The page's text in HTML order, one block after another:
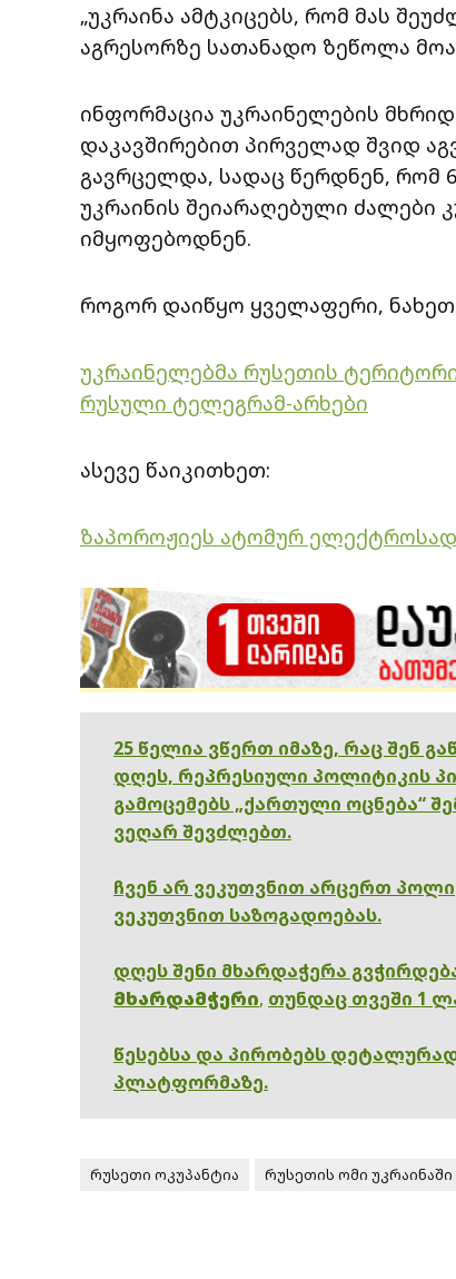
„უკრაინა ამტკიცებს, რომ მას
აგრესორზე სათანადო ზეწოლა
ინფორმაცია უკრაინელების
დაკავშირებით პირველად შვიდ
გავრცელდა, სადაც წერდნენ, რომ
უკრაინის შეიარაღებული ძალები
იმყოფებოდნენ.
როგორ დაიწყო ყველაფერი, ნახეთ
უკრაინელებმა რუსეთის
რუსული ტელეგრამ-არხები
ასევე წაიკითხეთ:
ზაპოროჟიეს ატომურ
25 წელია ვწერთ იმაზე, რაც შენ
დღეს, რეპრესიული პოლიტიკის
გამოცემებს „ქართული ოცნება“
ვეღარ შევძლებთ.
ჩვენ არ ვეკუთვნით არცერთ
ვეკუთვნით საზოგადოებას.
დღეს შენი მხარდაჭერა
მხარდამჭერი, თუნდაც თვეში 1
წესებსა და პირობებს
პლატფორმაზე.
რუსეთი ოკუპანტია რუსეთის ომი უკრაინაში